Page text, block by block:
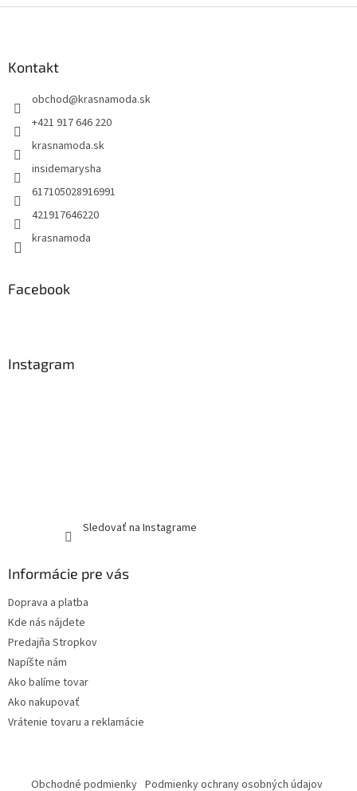
Kontakt
obchod@krasnamoda.sk
+421 917 646 220
krasnamoda.sk
insidemarysha
617105028916991
421917646220
krasnamoda
Facebook
Instagram
Sledovať na Instagrame
Informácie pre vás
Doprava a platba
Kde nás nájdete
Predajňa Stropkov
Napíšte nám
Ako balíme tovar
Ako nakupovať
Vrátenie tovaru a reklamácie
Obchodné podmienky Podmienky ochrany osobných údajov